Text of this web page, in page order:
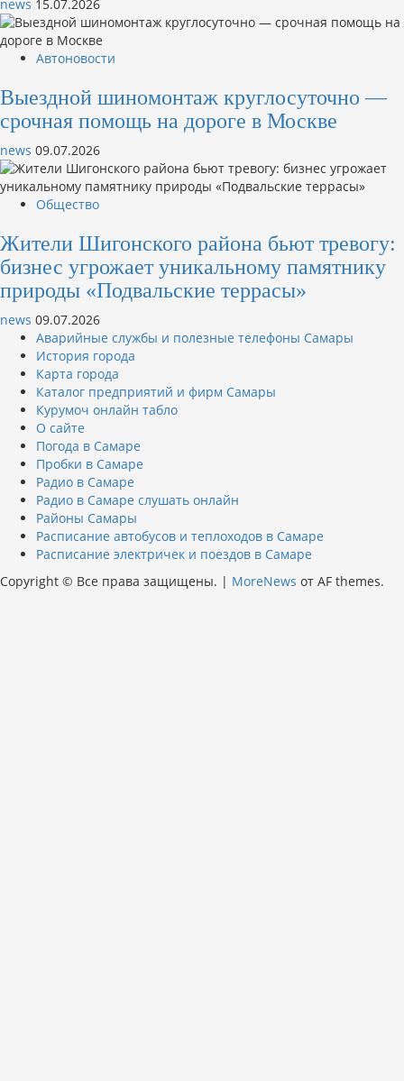
news 15.07.2026
Автоновости
Выездной шиномонтаж круглосуточно —
срочная помощь на дороге в Москве
news 09.07.2026
Общество
Жители Шигонского района бьют тревогу:
бизнес угрожает уникальному памятнику
природы «Подвальские террасы»
news 09.07.2026
Аварийные службы и полезные телефоны Самары
История города
Карта города
Каталог предприятий и фирм Самары
Курумоч онлайн табло
О сайте
Погода в Самаре
Пробки в Самаре
Радио в Самаре
Радио в Самаре слушать онлайн
Районы Самары
Расписание автобусов и теплоходов в Самаре
Расписание электричек и поездов в Самаре
Copyright © Все права защищены. | MoreNews от AF themes.